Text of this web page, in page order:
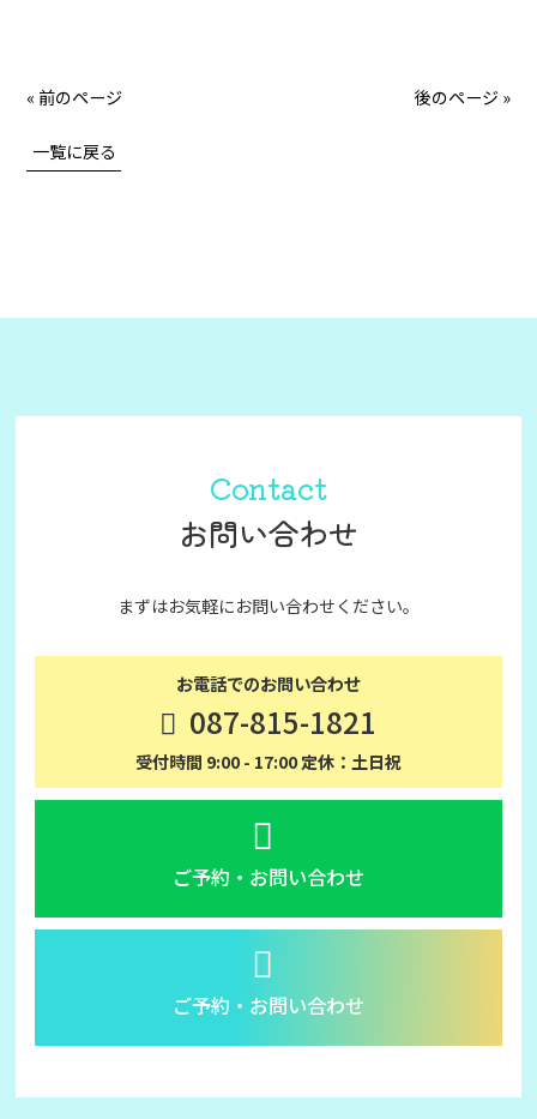
« 前のページ 後のページ »
一覧に戻る
Contact
お問い合わせ
まずはお気軽にお問い合わせください。
お電話でのお問い合わせ
087-815-1821
受付時間 9:00 - 17:00 定休：土日祝
ご予約・お問い合わせ
ご予約・お問い合わせ